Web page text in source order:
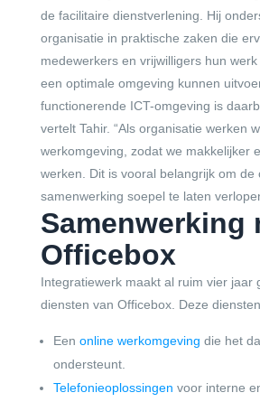
de facilitaire dienstverlening. Hij
organisatie in praktische zaken die
medewerkers en vrijwilligers hun
een optimale omgeving kunnen
functionerende ICT-omgeving is
vertelt Tahir. “Als organisatie werken
werkomgeving, zodat we makkelijker
werken. Dit is vooral belangrijk om de
samenwerking soepel te laten
Samenwerking
Officebox
Integratiewerk maakt al ruim vier jaar
diensten van Officebox. Deze
Een online werkomgeving die het
ondersteunt.
Telefonieoplossingen voor interne